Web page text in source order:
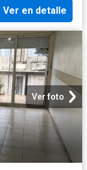
Ver en detalle
Ver foto